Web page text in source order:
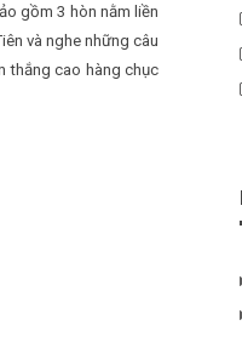
gồm 3 hòn nằm liền
và nghe những câu
thắng cao hàng chục